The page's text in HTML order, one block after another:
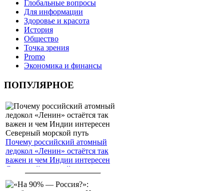
Глобальные вопросы
Для информации
Здоровье и красота
История
Общество
Точка зрения
Promo
Экономика и финансы
ПОПУЛЯРНОЕ
Почему российский атомный
ледокол «Ленин» остаётся так
важен и чем Индии интересен
Северный морской путь